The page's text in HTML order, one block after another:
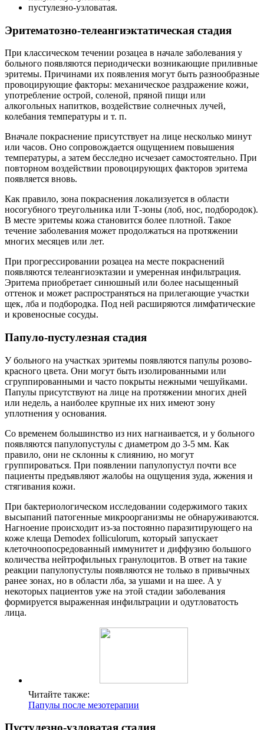
пустулезно-узловатая.
Эритематозно-телеангиэктатическая стадия
При классическом течении розацеа в начале заболевания у
больного появляются периодически возникающие приливные
эритемы. Причинами их появления могут быть разнообразные
провоцирующие факторы: механическое раздражение кожи,
употребление острой, соленой, пряной пищи или
алкогольных напитков, воздействие солнечных лучей,
колебания температуры и т. п.
Вначале покраснение присутствует на лице несколько минут
или часов. Оно сопровождается ощущением повышения
температуры, а затем бесследно исчезает самостоятельно. При
повторном воздействии провоцирующих факторов эритема
появляется вновь.
Как правило, зона покраснения локализуется в области
носогубного треугольника или Т-зоны (лоб, нос, подбородок).
В месте эритемы кожа становится более плотной. Такое
течение заболевания может продолжаться на протяжении
многих месяцев или лет.
При прогрессировании розацеа на месте покраснений
появляются телеангиоэктазии и умеренная инфильтрация.
Эритема приобретает синюшный или более насыщенный
оттенок и может распространяться на прилегающие участки
щек, лба и подбородка. Под ней расширяются лимфатические
и кровеносные сосуды.
Папуло-пустулезная стадия
У больного на участках эритемы появляются папулы розово-
красного цвета. Они могут быть изолированными или
сгруппированными и часто покрыты нежными чешуйками.
Папулы присутствуют на лице на протяжении многих дней
или недель, а наиболее крупные их них имеют зону
уплотнения у основания.
Со временем большинство из них нагнаивается, и у больного
появляются папулопустулы с диаметром до 3-5 мм. Как
правило, они не склонны к слиянию, но могут
группироваться. При появлении папулопустул почти все
пациенты предъявляют жалобы на ощущения зуда, жжения и
стягивания кожи.
При бактериологическом исследовании содержимого таких
высыпаний патогенные микроорганизмы не обнаруживаются.
Нагноение происходит из-за постоянно паразитирующего на
коже клеща Demodex folliculorum, который запускает
клеточноопосредованный иммунитет и диффузию большого
количества нейтрофильных гранулоцитов. В ответ на такие
реакции папулопустулы появляются не только в привычных
ранее зонах, но в области лба, за ушами и на шее. А у
некоторых пациентов уже на этой стадии заболевания
формируется выраженная инфильтрации и одутловатость
лица.
Читайте также:
Папулы после мезотерапии